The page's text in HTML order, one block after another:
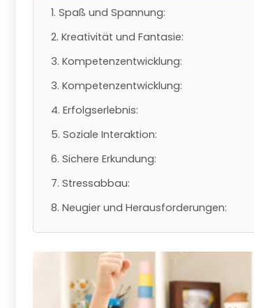
1. Spaß und Spannung:
2. Kreativität und Fantasie:
3. Kompetenzentwicklung:
3. Kompetenzentwicklung:
4. Erfolgserlebnis:
5. Soziale Interaktion:
6. Sichere Erkundung:
7. Stressabbau:
8. Neugier und Herausforderungen: